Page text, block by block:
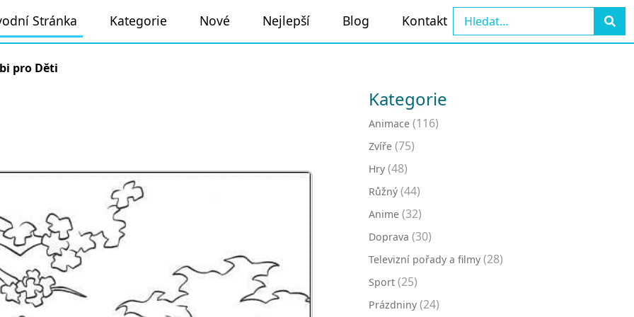
Stránka Kategorie Nové Nejlepší Blog Kontakt
pro Děti
Kategorie
Animace (116)
Zvíře (75)
Hry (48)
Růžný (44)
Anime (32)
Doprava (30)
Televizní pořady a filmy (28)
Sport (25)
Prázdniny (24)